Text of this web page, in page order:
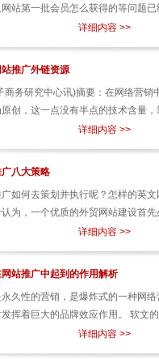
站第一批会员怎么获得的等问题
详细内容 >>
推广外链资源
务研究中心讯)摘要：在网络营销
创，这一点没有半点的技术含量
详细内容 >>
八大策略
如何去策划并执行呢？怎样的英
为，一个优质的外贸网站建设首
详细内容 >>
站推广中起到的作用解析
久性的营销，是爆炸式的一种网
挥着巨大的品牌效应作用。 软文
详细内容 >>